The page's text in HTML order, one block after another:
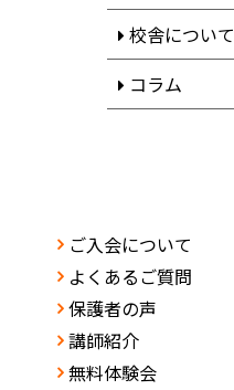
校舎について
コラム
ご入会について
よくあるご質問
保護者の声
講師紹介
無料体験会